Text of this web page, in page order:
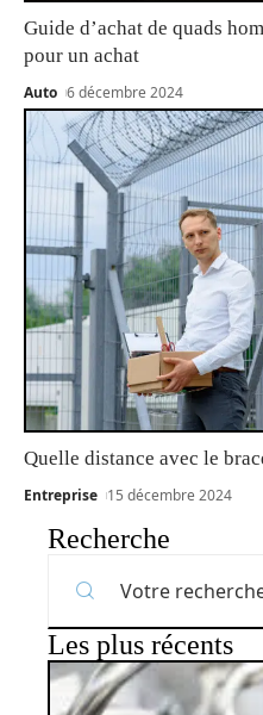
Guide d’achat de quads
pour un achat
Auto 6 décembre 2024
Quelle distance avec le
Entreprise 15 décembre 2024
Recherche
Les plus récents